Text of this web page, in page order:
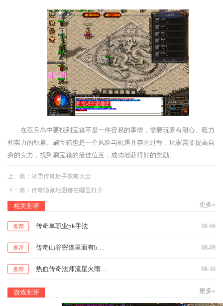
在苍月岛中要找到宝箱不是一件容易的事情，需要玩家有耐心、毅力
和实力的积累。刷宝箱也是一个风险与机遇并存的过程，玩家需要提高自
身的实力，找到刷宝箱的最佳位置，成功地获得好的奖励。
上一篇： 冰雪传奇新手攻略大全
下一篇： 传奇隐藏地图都在哪里打开
相关测评 更多»
推荐 传奇单职业pk手法 08-06
推荐 传奇山谷密道里面有boss吗 08-09
推荐 热血传奇法师流星火雨技能搭配推荐 08-10
游戏测评 更多»